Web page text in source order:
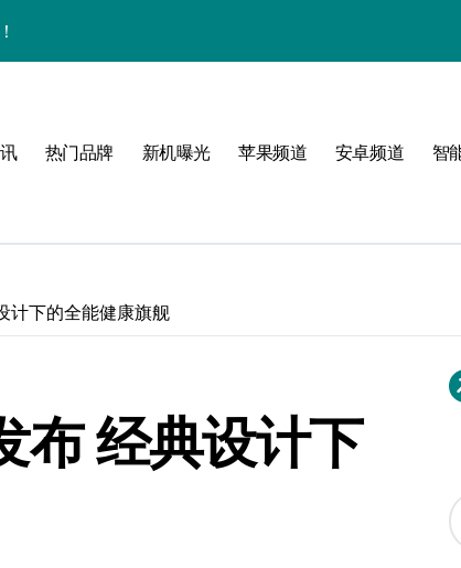
大放送！
来围观！
热门品牌 新机曝光 苹果频道 安卓频道 智
计下的全能健康旗舰
布 经典设计下
索